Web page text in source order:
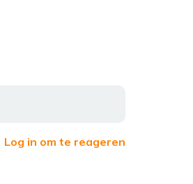
Log in om te reageren